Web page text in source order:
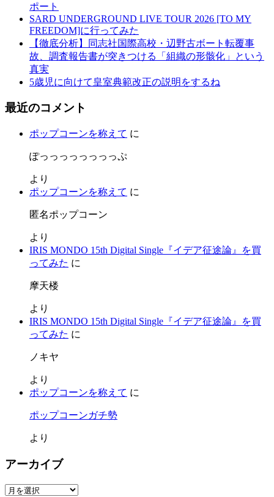
ポート
SARD UNDERGROUND LIVE TOUR 2026 [TO MY
FREEDOM]に行ってみた
【徹底分析】同志社国際高校・辺野古ボート転覆事
故、調査報告書が突きつける「組織の形骸化」という
真実
5歳児に向けて皇室典範改正の説明をするね
最近のコメント
ポップコーンを称えて に
ぽっっっっっっっっぷ
より
ポップコーンを称えて に
匿名ポップコーン
より
IRIS MONDO 15th Digital Single『イデア征途論』を買
ってみた に
摩天楼
より
IRIS MONDO 15th Digital Single『イデア征途論』を買
ってみた に
ノキヤ
より
ポップコーンを称えて に
ポップコーンガチ勢
より
アーカイブ
ア